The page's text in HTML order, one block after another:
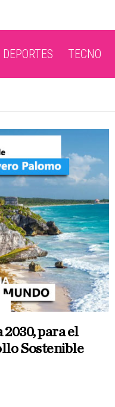
TECNO
2030, para el
Sostenible